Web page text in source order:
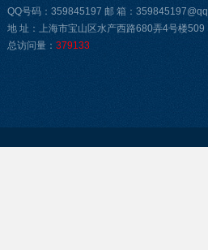
QQ号码：359845197 邮 箱：
地 址：上海市宝山区水产西路680弄4号楼509
总访问量： 379133